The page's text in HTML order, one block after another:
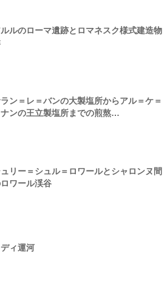
ルのローマ遺跡とロマネスク様式建造物
ン＝レ＝バンの大製塩所からアル＝ケ＝
ンの王立製塩所までの煎熬…
リー＝シュル＝ロワールとシャロンヌ間
ワール渓谷
ィ運河